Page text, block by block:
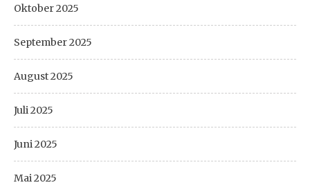
Oktober 2025
September 2025
August 2025
Juli 2025
Juni 2025
Mai 2025